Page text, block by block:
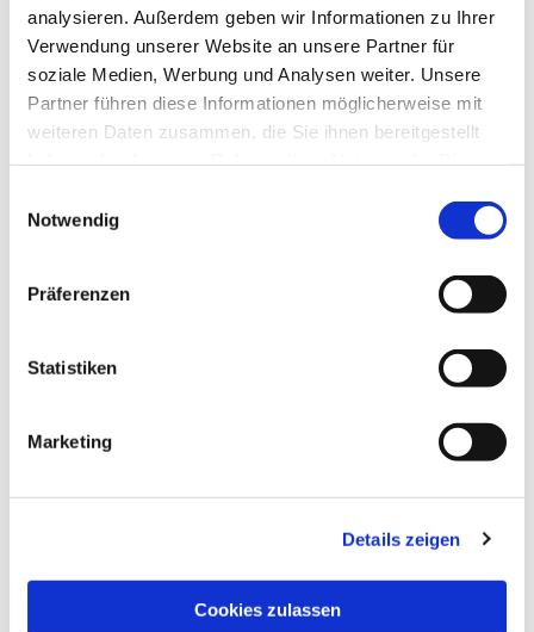
analysieren. Außerdem geben wir Informationen zu Ihrer
Verwendung unserer Website an unsere Partner für
soziale Medien, Werbung und Analysen weiter. Unsere
Partner führen diese Informationen möglicherweise mit
weiteren Daten zusammen, die Sie ihnen bereitgestellt
Notwendig
Präferenzen
Statistiken
Marketing
Details zeigen
Cookies zulassen
Dies könnte Sie auch
interessieren